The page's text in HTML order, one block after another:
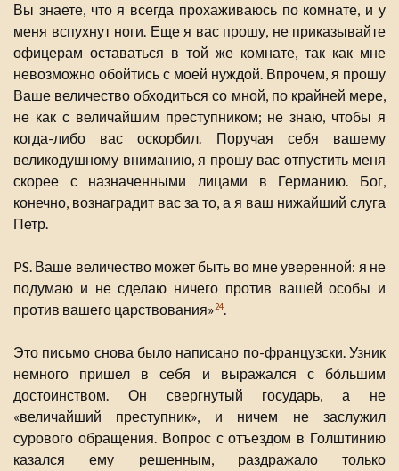
Вы знаете, что я всегда прохаживаюсь по комнате, и у
меня вспухнут ноги. Еще я вас прошу, не приказывайте
офицерам оставаться в той же комнате, так как мне
невозможно обойтись с моей нуждой. Впрочем, я прошу
Ваше величество обходиться со мной, по крайней мере,
не как с величайшим преступником; не знаю, чтобы я
когда-либо вас оскорбил. Поручая себя вашему
великодушному вниманию, я прошу вас отпустить меня
скорее с назначенными лицами в Германию. Бог,
конечно, вознаградит вас за то, а я ваш нижайший слуга
Петр.
PS. Ваше величество может быть во мне уверенной: я не
подумаю и не сделаю ничего против вашей особы и
против вашего царствования»24.
Это письмо снова было написано по-французски. Узник
немного пришел в себя и выражался с бо́льшим
достоинством. Он свергнутый государь, а не
«величайший преступник», и ничем не заслужил
сурового обращения. Вопрос с отъездом в Голштинию
казался ему решенным, раздражало только